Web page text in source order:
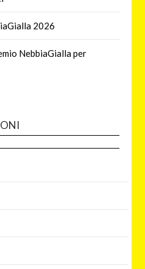
2026
NebbiaGialla per